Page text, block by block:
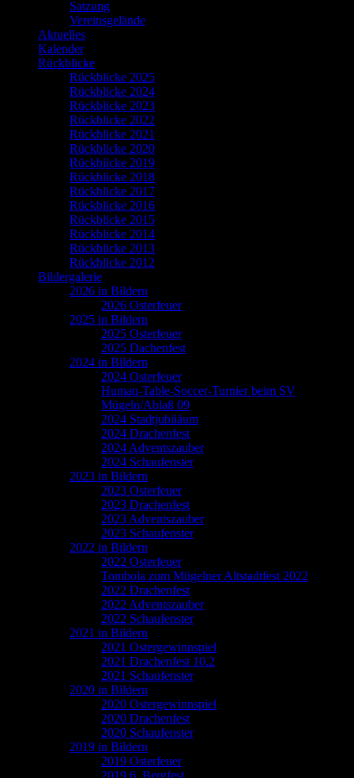
Satzung
Vereinsgelände
Aktuelles
Kalender
Rückblicke
Rückblicke 2025
Rückblicke 2024
Rückblicke 2023
Rückblicke 2022
Rückblicke 2021
Rückblicke 2020
Rückblicke 2019
Rückblicke 2018
Rückblicke 2017
Rückblicke 2016
Rückblicke 2015
Rückblicke 2014
Rückblicke 2013
Rückblicke 2012
Bildergalerie
2026 in Bildern
2026 Osterfeuer
2025 in Bildern
2025 Osterfeuer
2025 Dachenfest
2024 in Bildern
2024 Osterfeuer
Human-Table-Soccer-Turnier beim SV
Mügeln/Ablaß 09
2024 Stadtjubiläum
2024 Drachenfest
2024 Adventszauber
2024 Schaufenster
2023 in Bildern
2023 Osterfeuer
2023 Drachenfest
2023 Adventszauber
2023 Schaufenster
2022 in Bildern
2022 Osterfeuer
Tombola zum Mügelner Altstadtfest 2022
2022 Drachenfest
2022 Adventszauber
2022 Schaufenster
2021 in Bildern
2021 Ostergewinnspiel
2021 Drachenfest 10.2
2021 Schaufenster
2020 in Bildern
2020 Ostergewinnspiel
2020 Drachenfest
2020 Schaufenster
2019 in Bildern
2019 Osterfeuer